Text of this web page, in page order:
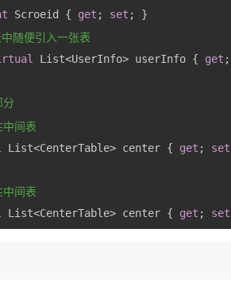
Scroeid { get ; set
随便引入一张表
List<UserInfo> userInfo { get ;
间表
List<CenterTable> center { get ; set
间表
List<CenterTable> center { get ; set